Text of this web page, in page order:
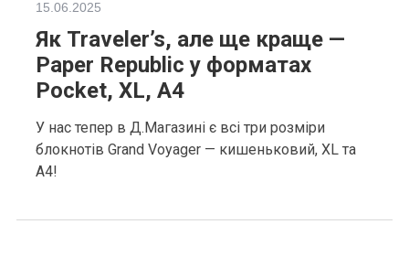
15.06.2025
Як Traveler’s, але ще краще —
Paper Republic у форматах
Pocket, XL, A4
У нас тепер в Д.Магазині є всі три розміри
блокнотів Grand Voyager — кишеньковий, XL та
A4!